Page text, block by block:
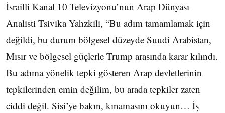
İsrailli Kanal 10 Televizyonu’nun Arap Dünyası
Analisti Tsivika Yahzkili, “Bu adım tamamlamak için
değildi, bu durum bölgesel düzeyde Suudi Arabistan,
Mısır ve bölgesel güçlerle Trump arasında karar kılındı.
Bu adıma yönelik tepki gösteren Arap devletlerinin
tepkilerinden emin değilim, bu arada tepkiler zaten
ciddi değil. Sisi’ye bakın, kınamasını okuyun… İş